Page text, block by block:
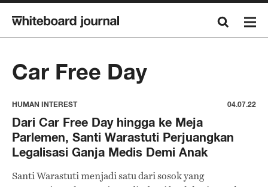
Car Free Day
HUMAN INTEREST 04.07.22
Dari Car Free Day hingga ke Meja
Parlemen, Santi Warastuti Perjuangkan
Legalisasi Ganja Medis Demi Anak
Santi Warastuti menjadi satu dari sosok yang